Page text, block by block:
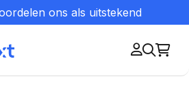
ons als uitstekend